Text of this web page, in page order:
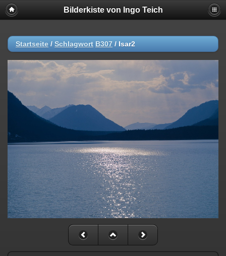
Bilderkiste von Ingo Teich
Startseite / Schlagwort B307 / Isar2